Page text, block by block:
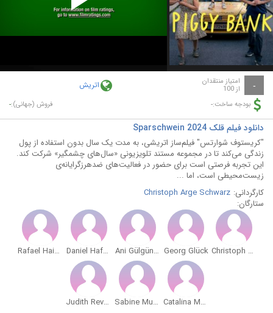
Play
Video
- امتیاز منتقدان
از 100 اتریش
بودجه ساخت:- فروش (جهانی):-
دانلود فیلم قلک Sparschwein 2024
"کریستوف شوارتس" فیلم‌ساز اتریشی، به مدت یک سال بدون استفاده از پول
زندگی می‌کند تا در مجموعه مستند تلویزیونی «سال‌های چشمگیر» شرکت کند.
این تجربه فرصتی است برای حضور در فعالیت‌های ضدهرزگرایانه‌ی
زیست‌محیطی است، اما ...
کارگردانی: Christoph Arge Schwarz
ستارگان:
Christoph Arge Schwarz
Georg Glück
Ani Gülgün-Mayr
Daniel Hafner
Rafael Haider
Catalina Molina
Sabine Muhar
Judith Revers